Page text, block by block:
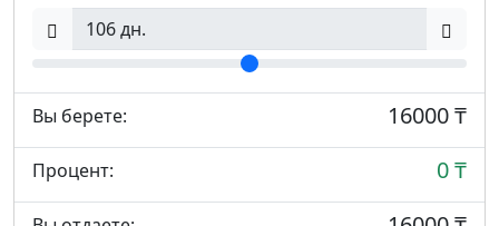
Вы берете: 16000 ₸
Процент: 0 ₸